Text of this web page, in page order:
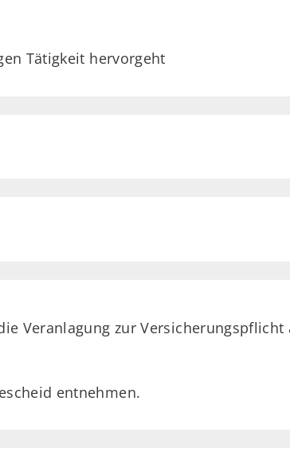
Tätigkeit hervorgeht
Veranlagung zur Versicherungspflicht
entnehmen.